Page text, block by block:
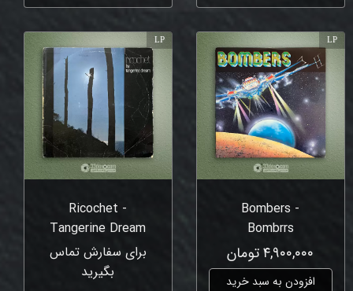
Bombers -
Bombrrs
۴,۹۰۰,۰۰۰ تومان
افزودن به سبد خرید
LP
Ricochet -
Tangerine Dream
برای سفارش تماس
بگیرید
LP